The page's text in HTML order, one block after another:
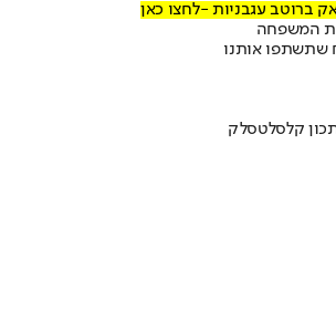
ברוטב עגבניות -לחצו כאן
המשפחה
שתשתפו אותנו
קלסלטסלק